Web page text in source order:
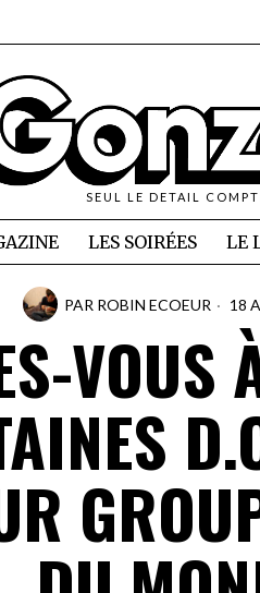
SEUL LE DETAIL
LES SOIRÉES LE
PAR ROBIN ECOEUR 18
VOUS